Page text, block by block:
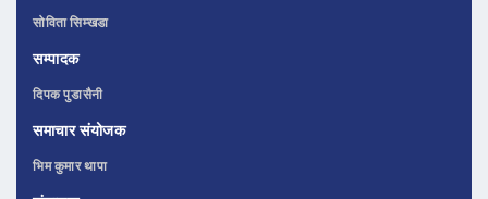
सोविता सिम्खडा
सम्पादक
दिपक पुडासैनी
समाचार संयोजक
भिम कुमार थापा